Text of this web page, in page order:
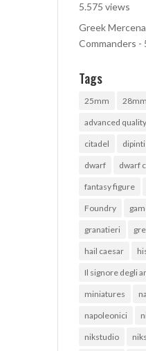
5.575 views
Greek
Commanders -
Tags
25mm 28mm
advanced quality
citadel dipinti
dwarf dwarf
fantasy figure
Foundry
granatieri
hail caesar
Il signore degli
miniatures
napoleonici
nikstudio